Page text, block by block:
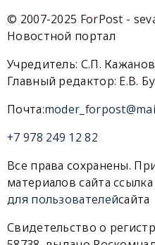
© 2007-2025 ForPost -
Новостной портал
Учредитель: С.П. Кажанов
Главный редактор: Е.В.
Почта:
+7 978 249 12 82
Все права сохранены.
материалов сайта
для пользователейсайта
Свидетельство о